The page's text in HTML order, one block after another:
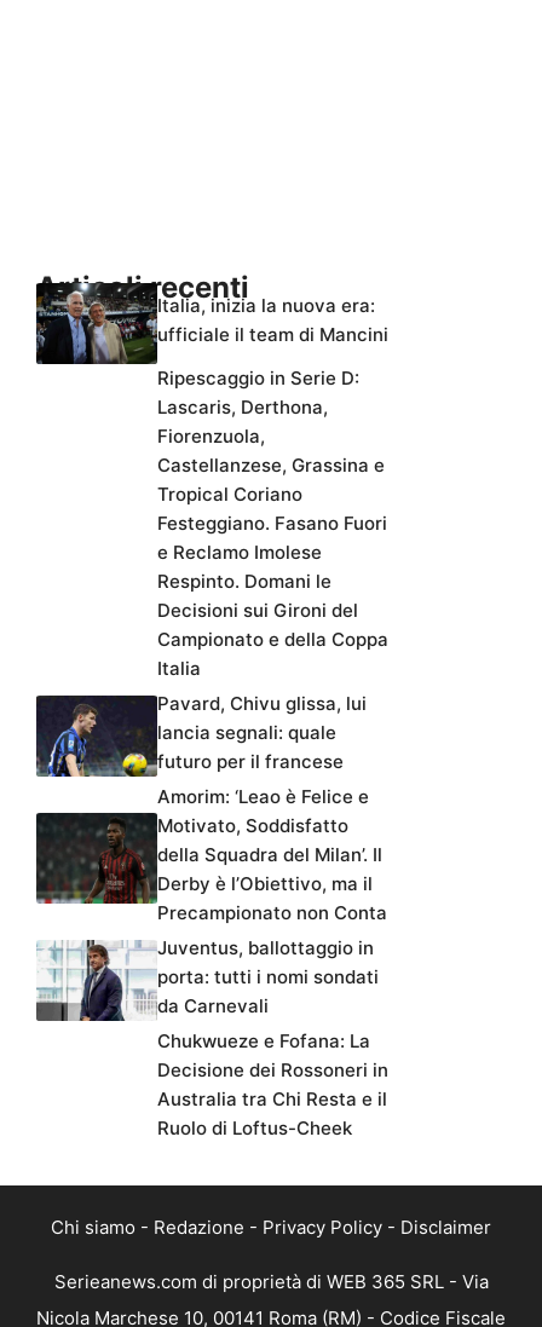
Articoli recenti
Italia, inizia la nuova era:
ufficiale il team di Mancini
Ripescaggio in Serie D:
Lascaris, Derthona,
Fiorenzuola,
Castellanzese, Grassina e
Tropical Coriano
Festeggiano. Fasano Fuori
e Reclamo Imolese
Respinto. Domani le
Decisioni sui Gironi del
Campionato e della Coppa
Italia
Pavard, Chivu glissa, lui
lancia segnali: quale
futuro per il francese
Amorim: ‘Leao è Felice e
Motivato, Soddisfatto
della Squadra del Milan’. Il
Derby è l’Obiettivo, ma il
Precampionato non Conta
Juventus, ballottaggio in
porta: tutti i nomi sondati
da Carnevali
Chukwueze e Fofana: La
Decisione dei Rossoneri in
Australia tra Chi Resta e il
Ruolo di Loftus-Cheek
Chi siamo - Redazione - Privacy Policy - Disclaimer
Serieanews.com di proprietà di WEB 365 SRL - Via
Nicola Marchese 10, 00141 Roma (RM) - Codice Fiscale